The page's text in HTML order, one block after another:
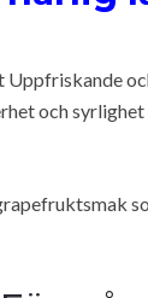
Uppfriskande
och syrlighet